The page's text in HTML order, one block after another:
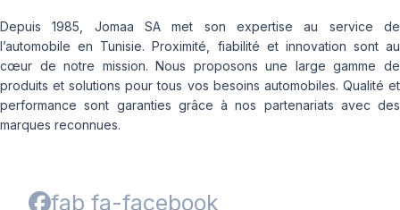
Depuis 1985, Jomaa SA met son expertise au service de
l’automobile en Tunisie. Proximité, fiabilité et innovation sont au
cœur de notre mission. Nous proposons une large gamme de
produits et solutions pour tous vos besoins automobiles. Qualité et
performance sont garanties grâce à nos partenariats avec des
marques reconnues.
fab fa-facebook